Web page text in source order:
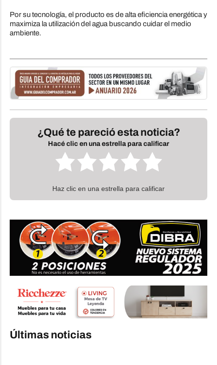
Por su tecnología, el producto es de alta eficiencia energética y
maximiza la utilización del agua buscando cuidar el medio
ambiente.
¿Qué te pareció esta noticia?
Hacé clic en una estrella para calificar
Haz clic en una estrella para calificar
Últimas noticias